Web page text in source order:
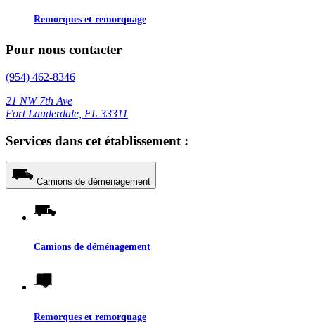
Remorques et remorquage
Pour nous contacter
(954) 462-8346
21 NW 7th Ave
Fort Lauderdale, FL 33311
Services dans cet établissement :
Camions de déménagement
Camions de déménagement
Remorques et remorquage